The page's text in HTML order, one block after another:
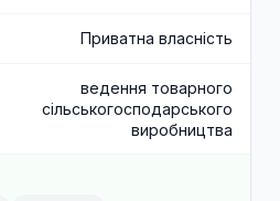
Приватна власність
ведення товарного
сільськогосподарського
виробництва